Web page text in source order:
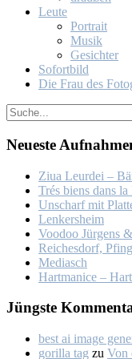
Leu­te
Por­trait
Mu­sik
Ge­sich­ter
So­fort­bild
Die Frau des
Neu­es­te
Ziua Leur­dei –
Trés biens dans la
Un­scharf mit
Len­kers­heim
Voo­doo Jür­gens
Rei­ches­dorf,
Me­dia­sch
Hart­ma­nice –
Jüngs­te
best ai image
gorilla tag zu Von